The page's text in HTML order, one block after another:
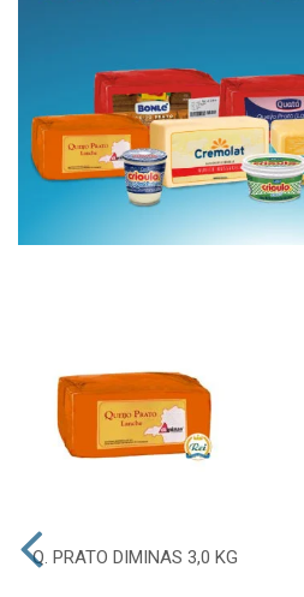
Q. PRATO DIMINAS 3,0 KG